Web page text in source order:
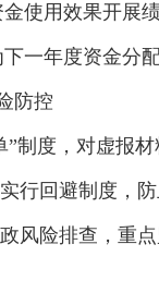
使用效果开展
一年度资金分配
防控
”制度，对虚报
行回避制度，
风险排查，重点